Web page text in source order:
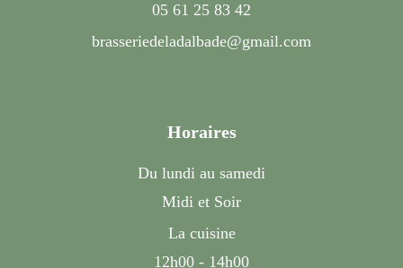
05 61 25 83 42
brasseriedeladalbade@gmail.com
Horaires
Du lundi au samedi
Midi et Soir
La cuisine
12h00 - 14h00